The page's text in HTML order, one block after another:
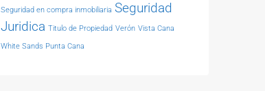
Seguridad en compra inmobiliaria Seguridad
Juridica Titulo de Propiedad Verón Vista Cana
White Sands Punta Cana